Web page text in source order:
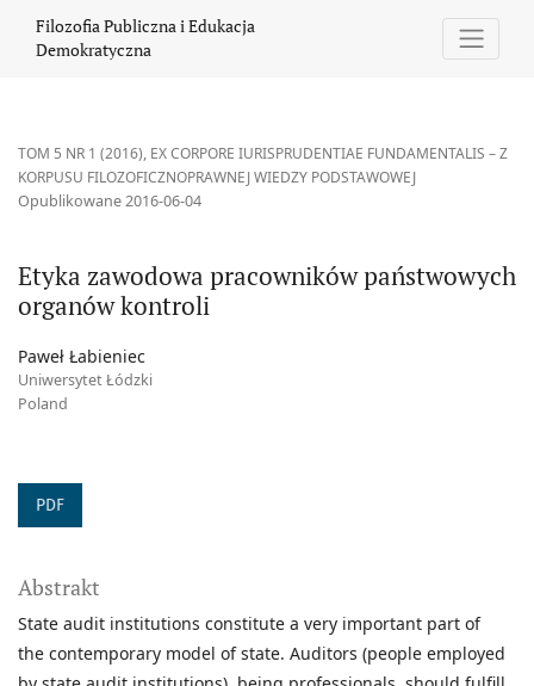
Filozofia Publiczna i Edukacja
Demokratyczna
TOM 5 NR 1 (2016), EX CORPORE IURISPRUDENTIAE FUNDAMENTALIS – Z
KORPUSU FILOZOFICZNOPRAWNEJ WIEDZY PODSTAWOWEJ
Etyka zawodowa pracowników państwowych
organów kontroli
Opublikowane 2016-06-04
Paweł Łabieniec
Uniwersytet Łódzki
Poland
PDF
Abstrakt
State audit institutions constitute a very important part of
the contemporary model of state. Auditors (people employed